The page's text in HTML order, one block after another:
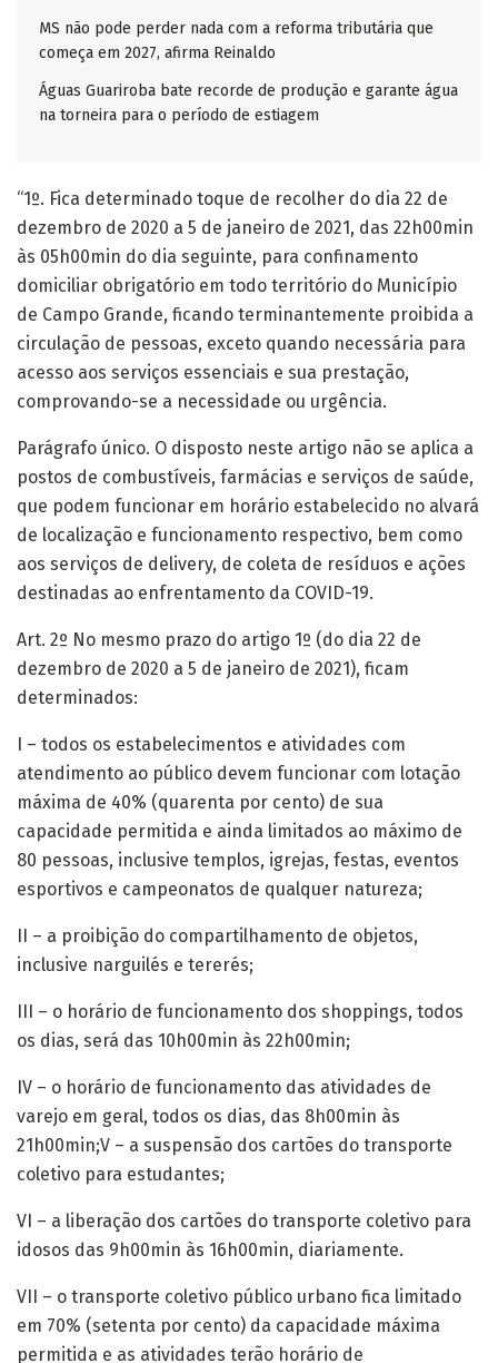
MS não pode perder nada com a reforma tributária que
começa em 2027, afirma Reinaldo
Águas Guariroba bate recorde de produção e garante água
na torneira para o período de estiagem
“1º. Fica determinado toque de recolher do dia 22 de
dezembro de 2020 a 5 de janeiro de 2021, das 22h00min
às 05h00min do dia seguinte, para confinamento
domiciliar obrigatório em todo território do Município
de Campo Grande, ficando terminantemente proibida a
circulação de pessoas, exceto quando necessária para
acesso aos serviços essenciais e sua prestação,
comprovando-se a necessidade ou urgência.
Parágrafo único. O disposto neste artigo não se aplica a
postos de combustíveis, farmácias e serviços de saúde,
que podem funcionar em horário estabelecido no alvará
de localização e funcionamento respectivo, bem como
aos serviços de delivery, de coleta de resíduos e ações
destinadas ao enfrentamento da COVID-19.
Art. 2º No mesmo prazo do artigo 1º (do dia 22 de
dezembro de 2020 a 5 de janeiro de 2021), ficam
determinados:
I – todos os estabelecimentos e atividades com
atendimento ao público devem funcionar com lotação
máxima de 40% (quarenta por cento) de sua
capacidade permitida e ainda limitados ao máximo de
80 pessoas, inclusive templos, igrejas, festas, eventos
esportivos e campeonatos de qualquer natureza;
II – a proibição do compartilhamento de objetos,
inclusive narguilés e tererés;
III – o horário de funcionamento dos shoppings, todos
os dias, será das 10h00min às 22h00min;
IV – o horário de funcionamento das atividades de
varejo em geral, todos os dias, das 8h00min às
21h00min;V – a suspensão dos cartões do transporte
coletivo para estudantes;
VI – a liberação dos cartões do transporte coletivo para
idosos das 9h00min às 16h00min, diariamente.
VII – o transporte coletivo público urbano fica limitado
em 70% (setenta por cento) da capacidade máxima
permitida e as atividades terão horário de